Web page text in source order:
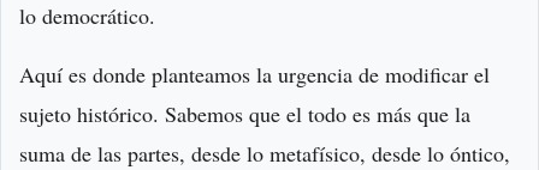
lo democrático.
Aquí es donde planteamos la urgencia de modificar el
sujeto histórico. Sabemos que el todo es más que la
suma de las partes, desde lo metafísico, desde lo óntico,